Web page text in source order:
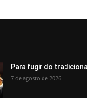
Para fugir do
7 de agosto de 2026